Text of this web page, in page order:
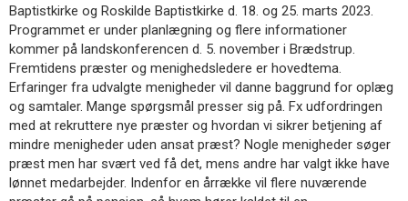
7.0:
Om
BaptistKirken
8.0:
Kontakt
9.0:
Forside
10.0:
Nyheder
11.0:
Kalender
12.0:
Inspiration
13.0:
Værktøjskassen
14.0:
Mission
15.0:
Om
Baptistkirke og Roskilde Baptistkirke d. 18. og 25. marts 2023.
Programmet er under planlægning og flere informationer
kommer på landskonferencen d. 5. november i Brædstrup.
Fremtidens præster og menighedsledere er hovedtema.
Erfaringer fra udvalgte menigheder vil danne baggrund for oplæg
og samtaler. Mange spørgsmål presser sig på. Fx udfordringen
med at rekruttere nye præster og hvordan vi sikrer betjening af
mindre menigheder uden ansat præst? Nogle menigheder søger
præst men har svært ved få det, mens andre har valgt ikke have
lønnet medarbejder. Indenfor en årrække vil flere nuværende